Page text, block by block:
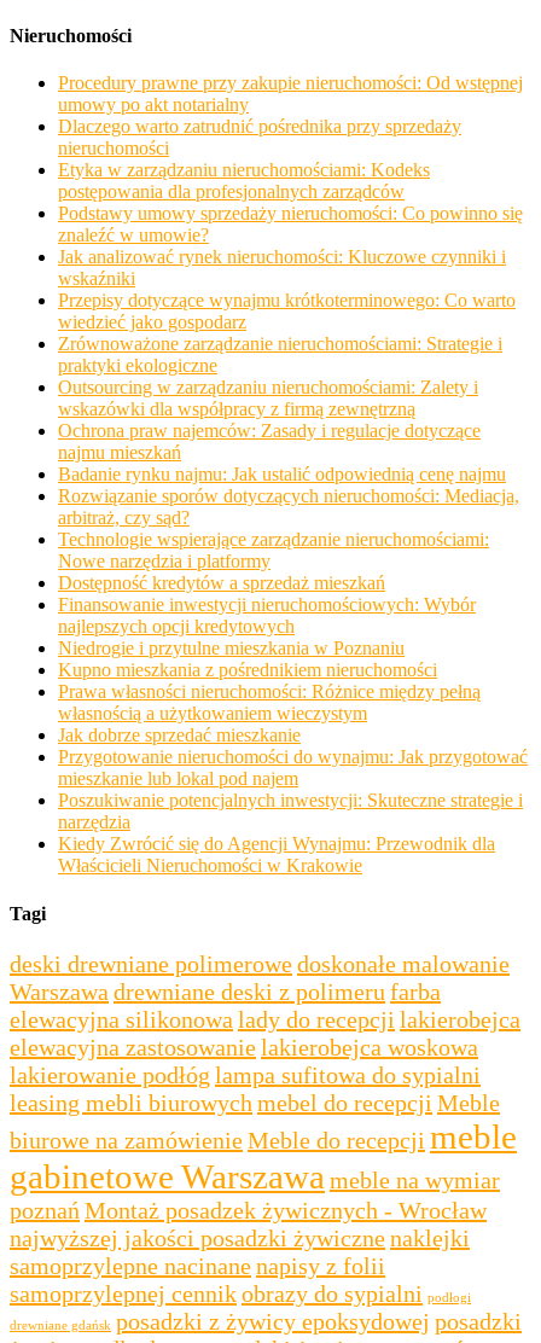
Nieruchomości
Procedury prawne przy zakupie nieruchomości: Od wstępnej
umowy po akt notarialny
Dlaczego warto zatrudnić pośrednika przy sprzedaży
nieruchomości
Etyka w zarządzaniu nieruchomościami: Kodeks
postępowania dla profesjonalnych zarządców
Podstawy umowy sprzedaży nieruchomości: Co powinno się
znaleźć w umowie?
Jak analizować rynek nieruchomości: Kluczowe czynniki i
wskaźniki
Przepisy dotyczące wynajmu krótkoterminowego: Co warto
wiedzieć jako gospodarz
Zrównoważone zarządzanie nieruchomościami: Strategie i
praktyki ekologiczne
Outsourcing w zarządzaniu nieruchomościami: Zalety i
wskazówki dla współpracy z firmą zewnętrzną
Ochrona praw najemców: Zasady i regulacje dotyczące
najmu mieszkań
Badanie rynku najmu: Jak ustalić odpowiednią cenę najmu
Rozwiązanie sporów dotyczących nieruchomości: Mediacja,
arbitraż, czy sąd?
Technologie wspierające zarządzanie nieruchomościami:
Nowe narzędzia i platformy
Dostępność kredytów a sprzedaż mieszkań
Finansowanie inwestycji nieruchomościowych: Wybór
najlepszych opcji kredytowych
Niedrogie i przytulne mieszkania w Poznaniu
Kupno mieszkania z pośrednikiem nieruchomości
Prawa własności nieruchomości: Różnice między pełną
własnością a użytkowaniem wieczystym
Jak dobrze sprzedać mieszkanie
Przygotowanie nieruchomości do wynajmu: Jak przygotować
mieszkanie lub lokal pod najem
Poszukiwanie potencjalnych inwestycji: Skuteczne strategie i
narzędzia
Kiedy Zwrócić się do Agencji Wynajmu: Przewodnik dla
Właścicieli Nieruchomości w Krakowie
Tagi
deski drewniane polimerowedoskonałe malowanie
Warszawa drewniane deski z polimeru farba
elewacyjna silikonowa lady do recepcji lakierobejca
elewacyjna zastosowanielakierobejca woskowa
lakierowanie podłóg lampa sufitowa do sypialni
leasing mebli biurowych mebel do recepcji Meble
biurowe na zamówienieMeble do recepcji meble
gabinetowe Warszawa meble na wymiar
poznań Montaż posadzek żywicznych - Wrocław
najwyższej jakości posadzki żywicznenaklejki
samoprzylepne nacinanenapisy z folii
samoprzylepnej cennikobrazy do sypialni podłogi
drewniane gdańsk posadzki z żywicy epoksydowej posadzki